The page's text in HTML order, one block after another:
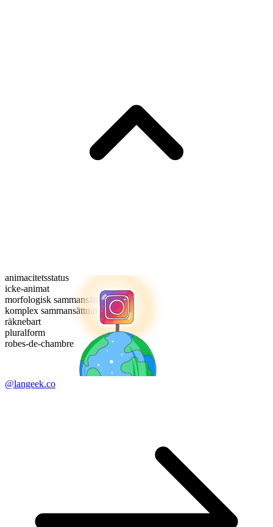
animacitetsstatus
icke-animat
morfologisk sammansättning
komplex sammansättning
räknebart
pluralform
robes-de-chambre
@langeek.co